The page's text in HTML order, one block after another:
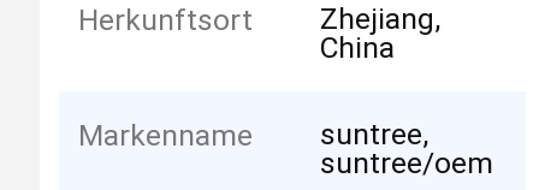
Herkunftsort
Zhejiang,
China
Markenname
suntree,
suntree/oem